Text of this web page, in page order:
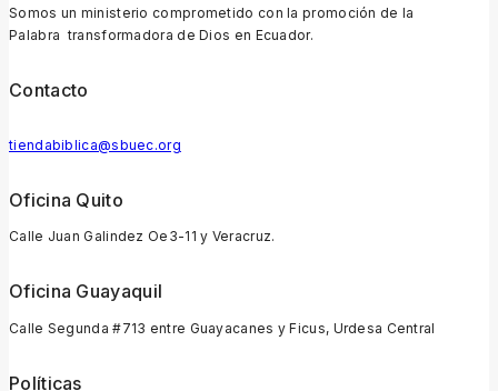
Somos un ministerio comprometido con la promoción de la
Palabra transformadora de Dios en Ecuador.
Contacto
tiendabiblica@sbuec.org
Oficina Quito
Calle Juan Galindez Oe3-11 y Veracruz.
Oficina Guayaquil
Calle Segunda #713 entre Guayacanes y Ficus, Urdesa Central
Políticas